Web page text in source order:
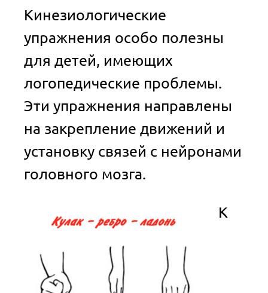
Кинезиологические
упражнения особо полезны
для детей, имеющих
логопедические проблемы.
Эти упражнения направлены
на закрепление движений и
установку связей с нейронами
головного мозга.
К